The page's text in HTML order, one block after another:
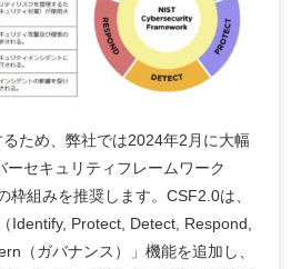
ため、弊社では2024年2月に大幅
ーセキュリティフレームワーク
枠組みを推奨します。CSF2.0は、
Identify, Protect, Detect, Respond,
（ガバナンス）」機能を追加し、